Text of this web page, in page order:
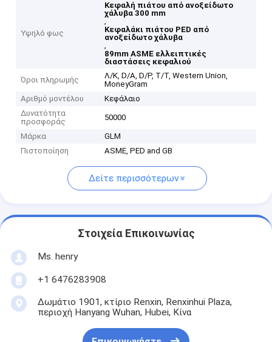
Υψηλό φως
Κεφαλή πιάτου από ανοξείδωτο
χάλυβα 300 mm
,
Κεφαλάκι πιάτου PED από
ανοξείδωτο χάλυβα
,
89mm ASME ελλειπτικές
διαστάσεις κεφαλιού
Όροι πληρωμής
Λ/Κ, D/A, D/P, T/T, Western Union,
MoneyGram
Αριθμό μοντέλου
Κεφάλαιο
Δυνατότητα
προσφοράς
50000
Μάρκα
GLM
Πιστοποίηση
ASME, PED and GB
Δείτε περισσότερων
Στοιχεία Επικοινωνίας
Ms. henry
+1 6476283908
Δωμάτιο 1901, κτίριο Renxin, Renxinhui Plaza,
περιοχή Hanyang Wuhan, Hubei, Κίνα